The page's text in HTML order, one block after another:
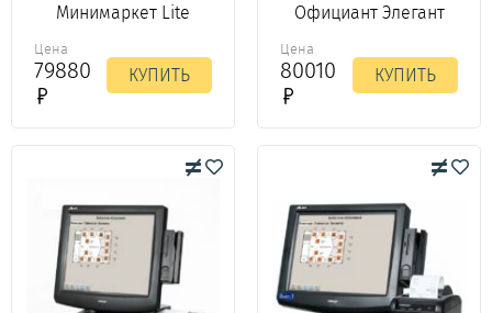
Минимаркет Lite
Цена
79880 КУПИТЬ
Официант Элегант
Цена
80010 КУПИТЬ